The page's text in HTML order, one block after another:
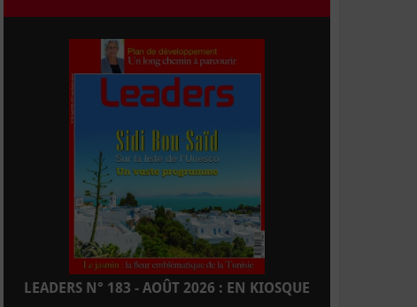
LEADERS N° 183 - AOÛT 2026 : EN KIOSQUE